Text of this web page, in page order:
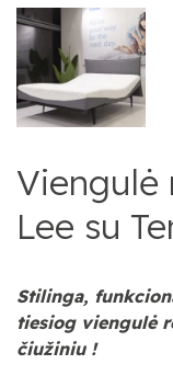
Viengulė
Lee su
Stilinga,
tiesiog viengulė
čiužiniu !